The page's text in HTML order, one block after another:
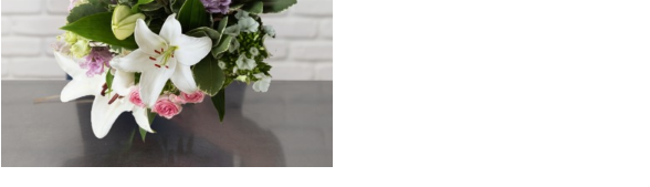
Chaque tige a été sélectionnée avec soin pour
composer un bouquet lumineux, plein de
charme et de délicatesse. Avec son bel équilibre
entre volume, finesse et parfum, cette création
florale est idéale pour célébrer les plus beaux
moments de vie avec grâce et émotion.